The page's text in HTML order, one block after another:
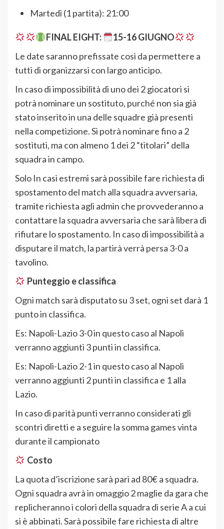
Martedì (1 partita): 21:00
FINAL EIGHT:
15-16 GIUGNO
Le date saranno prefissate così da permettere a
tutti di organizzarsi con largo anticipo.
In caso di impossibilità di uno dei 2 giocatori si
potrà nominare un sostituto, purché non sia già
stato inserito in una delle squadre già presenti
nella competizione. Si potrà nominare fino a 2
sostituti, ma con almeno 1 dei 2 “titolari” della
squadra in campo.
Solo In casi estremi sarà possibile fare richiesta di
spostamento del match alla squadra avversaria,
tramite richiesta agli admin che provvederanno a
contattare la squadra avversaria che sarà libera di
rifiutare lo spostamento. In caso di impossibilità a
disputare il match, la partirà verrà persa 3-0 a
tavolino.
Punteggio e classifica
Ogni match sarà disputato su 3 set, ogni set darà 1
punto in classifica.
Es: Napoli-Lazio 3-0 in questo caso al Napoli
verranno aggiunti 3 punti in classifica.
Es: Napoli-Lazio 2-1 in questo caso al Napoli
verranno aggiunti 2 punti in classifica e 1 alla
Lazio.
In caso di parità punti verranno considerati gli
scontri diretti e a seguire la somma games vinta
durante il campionato
Costo
La quota d’iscrizione sarà pari ad 80€ a squadra.
Ogni squadra avrà in omaggio 2 maglie da gara che
replicheranno i colori della squadra di serie A a cui
si è abbinati. Sarà possibile fare richiesta di altre